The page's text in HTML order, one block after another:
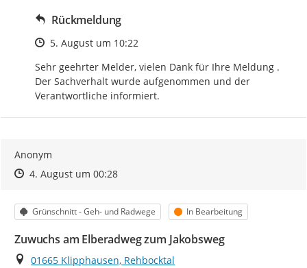
Rückmeldung
Zeitpunkt des Erstellens
5. August um 10:22
Sehr geehrter Melder, vielen Dank für Ihre Meldung .
Der Sachverhalt wurde aufgenommen und der
Verantwortliche informiert.
Anonym
Zeitpunkt des Erstellens
Zeitpunkt des Erstellens
4. August um 00:28Zur Äußerung
Kategorie
Grünschnitt - Geh- und Radwege Status
In Bearbeitung
Zuwuchs am Elberadweg zum Jakobsweg
Ort
01665 Klipphausen, Rehbocktal